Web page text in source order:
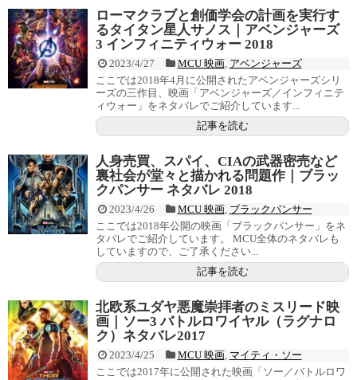
ローマクラブと創価学会の計画を実行す
るタイタン星人サノス｜アベンジャーズ
3 インフィニティウォー 2018
2023/4/27 MCU 映画, アベンジャーズ
ここでは2018年4月に公開されたアベンジャーズシリ
ーズの三作目、映画「アベンジャーズ／インフィニテ
ィウォー」をネタバレでご紹介しています...
記事を読む
人身売買、スパイ、CIAの武器密売など
裏社会が堂々と描かれる問題作｜ブラッ
クパンサー ネタバレ 2018
2023/4/26 MCU 映画, ブラックパンサー
ここでは2018年公開の映画「ブラックパンサー」をネ
タバレでご紹介しています。 MCU全体のネタバレも
していますので、ご了承ください...
記事を読む
北欧系ユダヤ悪魔崇拝者のミスリード映
画｜ソー3 バトルロワイヤル（ラグナロ
ク）ネタバレ2017
2023/4/25 MCU 映画, マイティ・ソー
ここでは2017年に公開された映画「ソー／バトルロワ